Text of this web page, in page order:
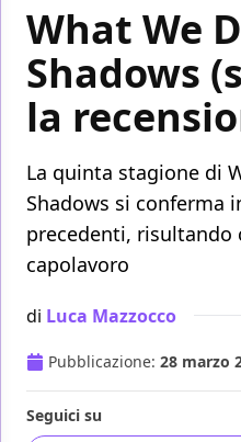
What We
Shadows
la
La quinta stagione di
Shadows si conferma
precedenti, risultando
capolavoro
di Luca Mazzocco
Pubblicazione: 28 marzo
Seguici su